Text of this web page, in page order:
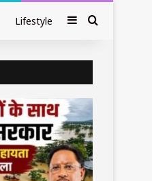
Lifestyle SidebarSearch